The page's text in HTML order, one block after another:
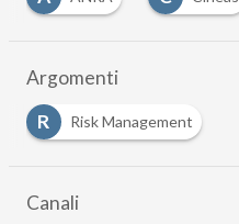
Argomenti
R
Risk Management
Canali